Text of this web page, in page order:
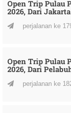
Open Trip Pulau
2026, Dari Jakarta
perjalanan ke
Open Trip Pulau
2026, Dari
perjalanan ke